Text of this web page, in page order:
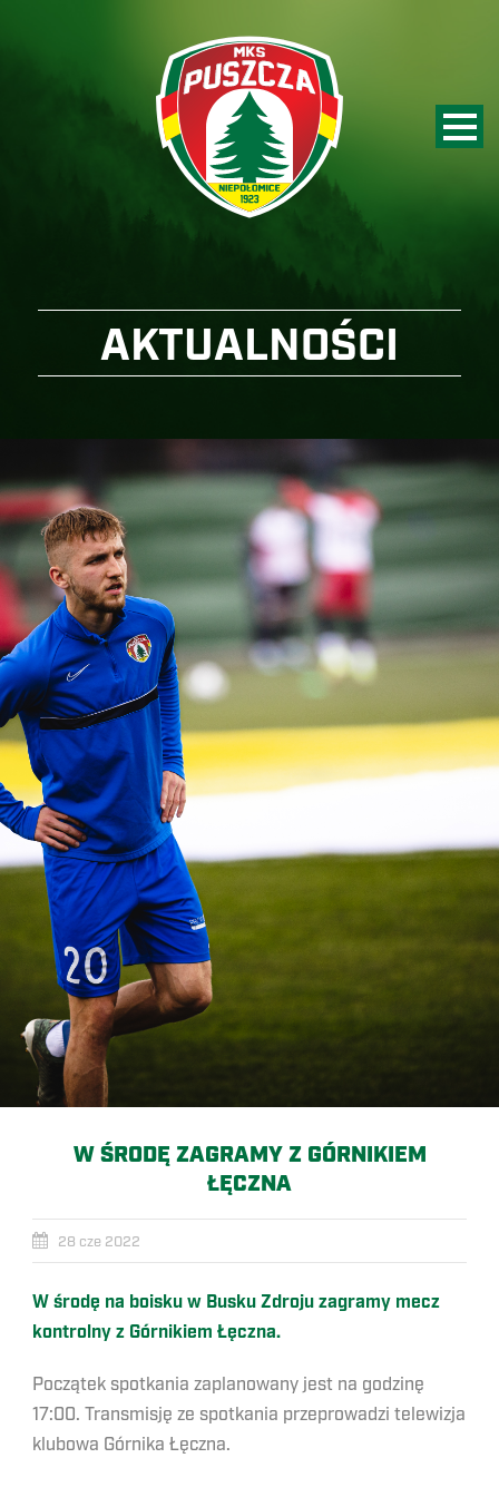
AKTUALNOŚCI
W ŚRODĘ ZAGRAMY Z GÓRNIKIEM
ŁĘCZNA
28 cze 2022
W środę na boisku w Busku Zdroju zagramy mecz
kontrolny z Górnikiem Łęczna.
Początek spotkania zaplanowany jest na godzinę
17:00. Transmisję ze spotkania przeprowadzi telewizja
klubowa Górnika Łęczna.